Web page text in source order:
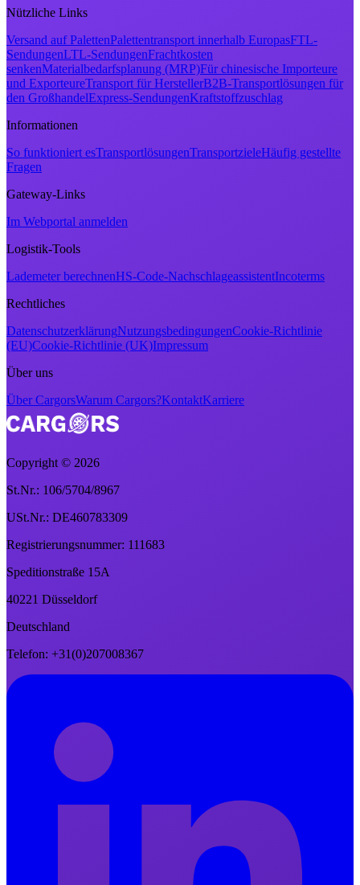
Nützliche Links
Versand auf PalettenPalettentransport innerhalb EuropasFTL-
SendungenLTL-SendungenFrachtkosten
senkenMaterialbedarfsplanung (MRP)Für chinesische Importeure
und ExporteureTransport für HerstellerB2B-Transportlösungen für
den GroßhandelExpress-SendungenKraftstoffzuschlag
Informationen
So funktioniert esTransportlösungenTransportzieleHäufig gestellte
Fragen
Gateway-Links
Im Webportal anmelden
Logistik-Tools
Lademeter berechnenHS-Code-NachschlageassistentIncoterms
Rechtliches
DatenschutzerklärungNutzungsbedingungenCookie-Richtlinie
(EU)Cookie-Richtlinie (UK)Impressum
Über uns
Über CargorsWarum Cargors?KontaktKarriere
Copyright © 2026
St.Nr.: 106/5704/8967
USt.Nr.: DE460783309
Registrierungsnummer: 111683
Speditionstraße 15A
40221 Düsseldorf
Deutschland
Telefon: +31(0)207008367